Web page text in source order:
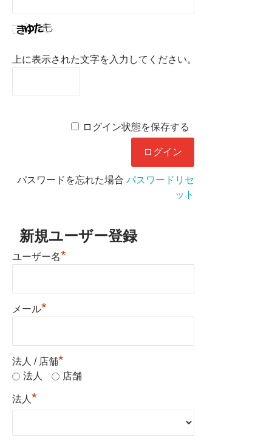
上に表示された文字を入力してください。
ログイン状態を保存する
パスワードを忘れた場合 パスワードリセ
ット
新規ユーザー登録
ユーザー名*
メール*
法人 / 店舗*
法人 店舗
法人*